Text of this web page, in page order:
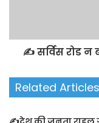
✍️ सर्विस रोड न
Related Articles